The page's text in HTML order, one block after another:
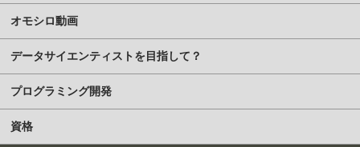
オモシロ動画
データサイエンティストを目指して？
プログラミング開発
資格